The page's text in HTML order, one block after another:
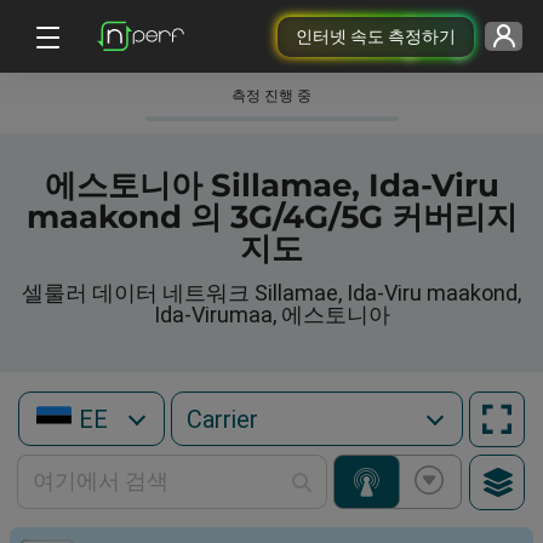
인터넷 속도 측정하기
측정 진행 중
에스토니아 Sillamae, Ida-Viru
maakond 의 3G/4G/5G 커버리지
지도
셀룰러 데이터 네트워크 Sillamae, Ida-Viru maakond,
Ida-Virumaa, 에스토니아
EE